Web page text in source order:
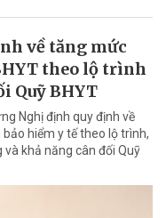
về tăng mức
theo lộ trình
Quỹ BHYT
Nghị định quy định về
hiểm y tế theo lộ trình,
khả năng cân đối Quỹ